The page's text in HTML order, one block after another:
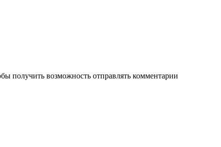
получить возможность отправлять комментарии